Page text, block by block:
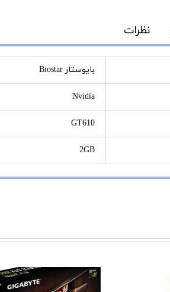
نظرات
بایوستار Biostar
Nvidia
GT610
2GB